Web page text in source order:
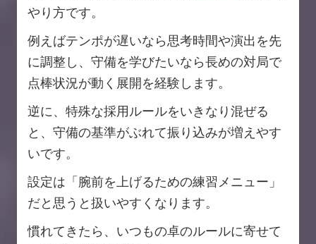
やり方です。
例えばテンポが遅いなら思考時間や演出を先
に調整し、守備を学びたいなら長めの対局で
点棒状況が動く展開を経験します。
逆に、特殊な採用ルールをいきなり混ぜる
と、守備の基準がぶれて振り込みが増えやす
いです。
設定は「腕前を上げるための練習メニュー」
だと思うと扱いやすくなります。
慣れてきたら、いつもの卓のルールに寄せて